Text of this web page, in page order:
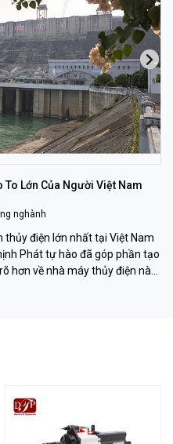
Lớn Của Người Việt Nam
nghành
thủy điện lớn nhất tại Việt Nam
Phát tự hào đã góp phần tạo
hơn về nhà máy thủy điện này